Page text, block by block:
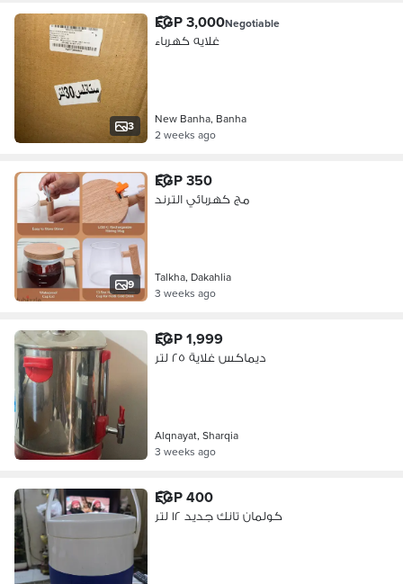
3
EGP 3,000Negotiable
غلايه كهرباء
New Banha, Banha
2 weeks ago
9
EGP 350
مج كهربائي الترند
Talkha, Dakahlia
3 weeks ago
EGP 1,999
ديماكس غلاية ٢٥ لتر
Alqnayat, Sharqia
3 weeks ago
EGP 400
كولمان تانك جديد ١٢ لتر